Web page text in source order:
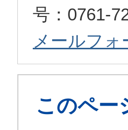
号：0761-
メールフ
このペー